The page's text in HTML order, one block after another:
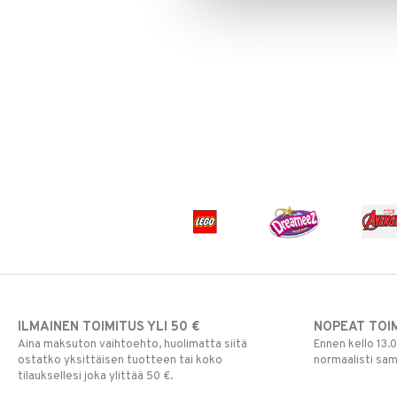
ILMAINEN TOIMITUS YLI 50 €
Aina maksuton vaihtoehto, huolimatta siitä
ostatko yksittäisen tuotteen tai koko
tilauksellesi joka ylittää 50 €.
NOPEAT
Ennen kello
normaalisti